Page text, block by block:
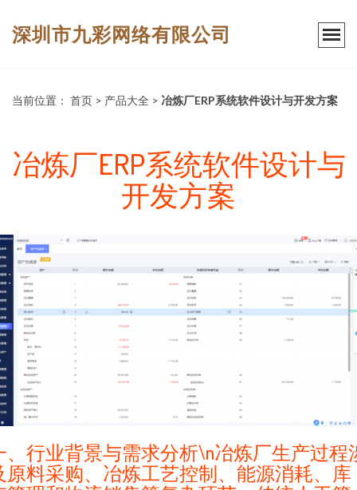
深圳市九彩网络有限公司
当前位置： 首页 > 产品大全 > 冶炼厂ERP系统软件设计与开发方案
冶炼厂ERP系统软件设计与
开发方案
、行业背景与需求分析\n冶炼厂生产过程
原料采购、冶炼工艺控制、能源消耗、库